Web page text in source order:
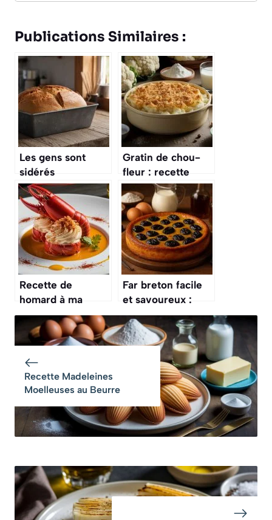
Publications Similaires :
Les gens sont
sidérés
d’apprendre que
le célèbre
« quatre-quarts »
breton ne contient
pas du tout de
levure
Gratin de chou-
fleur : recette
simple et
savoureuse
Recette de
homard à ma
façon
Far breton facile
et savoureux :
découvrez la
recette
Recette Madeleines
Moelleuses au Beurre